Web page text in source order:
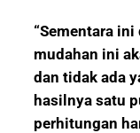
“Sementara
mudahan ini
dan tidak ada
hasilnya satu
perhitungan